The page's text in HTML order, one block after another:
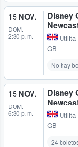
15 NOV.
DOM.
2:30 p. m.
Disney
Utilita
GB
No hay
15 NOV.
DOM.
6:30 p. m.
Disney
Utilita
GB
24